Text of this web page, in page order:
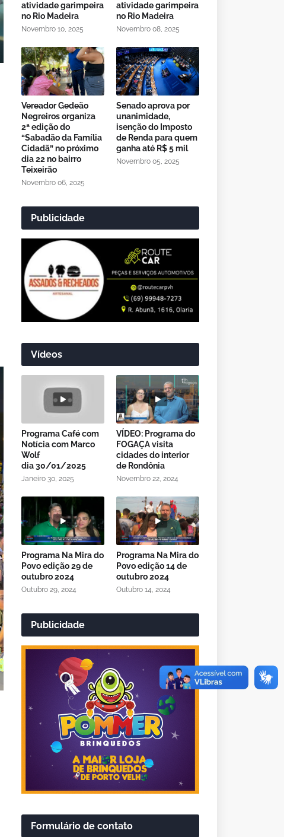
atividade garimpeira
no Rio Madeira
Novembro 10, 2025
atividade garimpeira
no Rio Madeira
Novembro 08, 2025
Vereador Gedeão
Negreiros organiza
2ª edição do
“Sabadão da Família
Cidadã” no próximo
dia 22 no bairro
Teixeirão
Novembro 06, 2025
Senado aprova por
unanimidade,
isenção do Imposto
de Renda para quem
ganha até R$ 5 mil
Novembro 05, 2025
Publicidade
Vídeos
Programa Café com
Notícia com Marco
Wolf
dia 30/01/2025
Janeiro 30, 2025
VÍDEO: Programa do
FOGAÇA visita
cidades do interior
de Rondônia
Novembro 22, 2024
Programa Na Mira do
Povo edição 29 de
outubro 2024
Outubro 29, 2024
Programa Na Mira do
Povo edição 14 de
outubro 2024
Outubro 14, 2024
Publicidade
Formulário de contato